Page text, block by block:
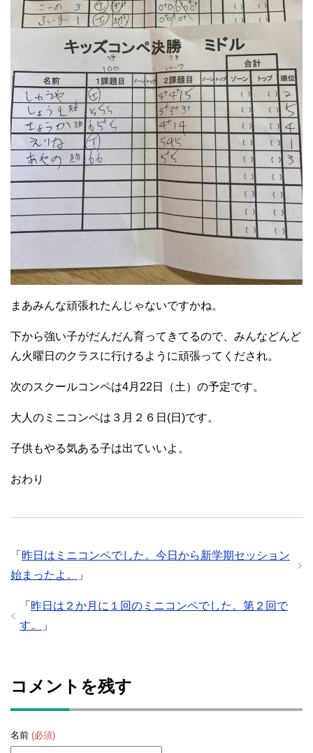
まあみんな頑張れたんじゃないですかね。
下から強い子がだんだん育ってきてるので、みんなどんど
ん火曜日のクラスに行けるように頑張ってくだされ。
次のスクールコンペは4月22日（土）の予定です。
大人のミニコンペは３月２６日(日)です。
子供もやる気ある子は出ていいよ。
おわり
「 昨日はミニコンペでした。今日から新学期セッション
始まったよ。
」
「 昨日は２か月に１回のミニコンペでした。第２回で
す。
」
コメントを残す
名前 (必須)